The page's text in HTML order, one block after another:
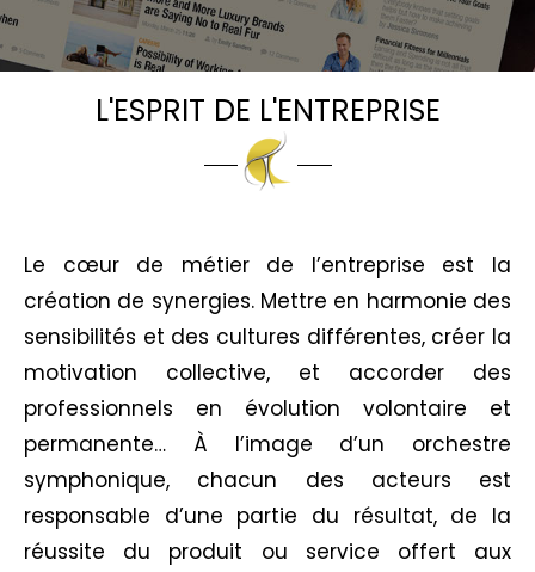
L'ESPRIT DE L'ENTREPRISE
Le cœur de métier de l’entreprise est la
création de synergies. Mettre en harmonie des
sensibilités et des cultures différentes, créer la
motivation collective, et accorder des
professionnels en évolution volontaire et
permanente… À l’image d’un orchestre
symphonique, chacun des acteurs est
responsable d’une partie du résultat, de la
réussite du produit ou service offert aux